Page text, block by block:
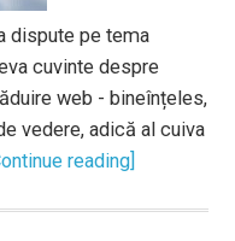
dispute pe tema
cuvinte despre
web - bineînțeles,
vedere, adică al cuiva
reading]